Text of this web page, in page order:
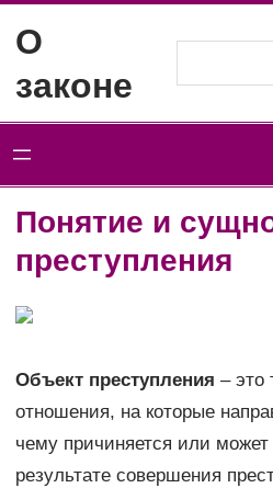
содержимому
О
законе
Понятие и
преступления
Объект преступления – это
отношения, на которые
чему причиняется или
результате совершения